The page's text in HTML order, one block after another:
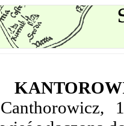
Canthorowicz,